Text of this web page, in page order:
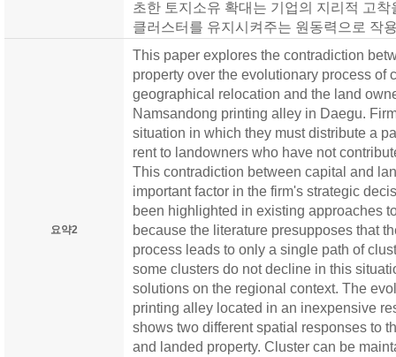
초한 토지소유 확대는 기업의 지리적 고
클러스터를 유지시켜주는 원동력으로 작
요약2
This paper explores the contradiction
property over the evolutionary process of
geographical relocation and the land
Namsandong printing alley in Daegu.
situation in which they must distribute a
rent to landowners who have not
This contradiction between capital and
important factor in the firm's strategic
been highlighted in existing approaches
because the literature presupposes that
process leads to only a single path of
some clusters do not decline in this
solutions on the regional context. The
printing alley located in an inexpensive
shows two different spatial responses to
and landed property. Cluster can be